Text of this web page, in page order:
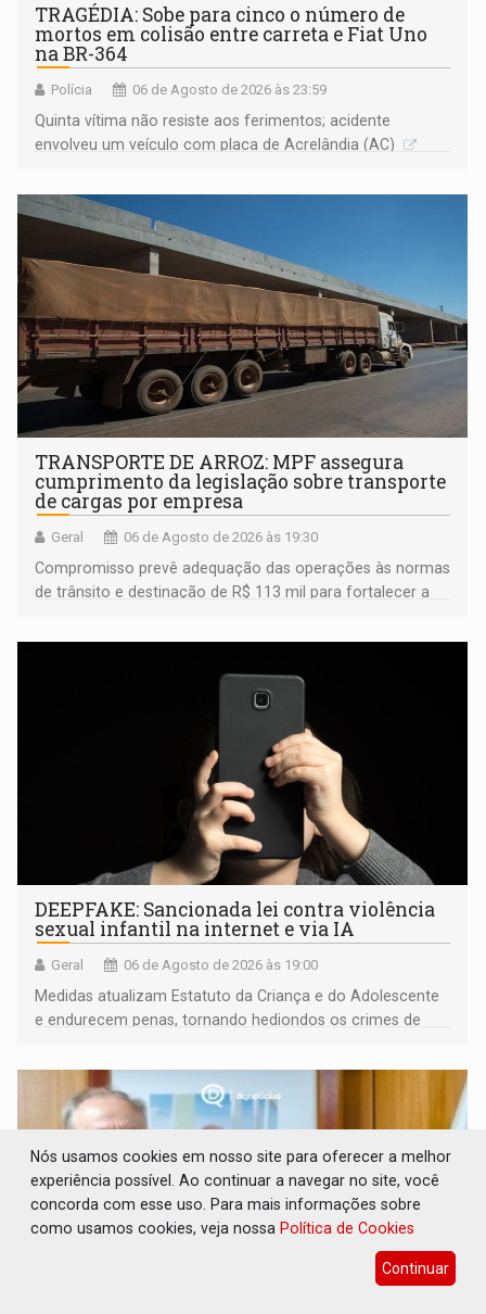
TRAGÉDIA: Sobe para cinco o número de
mortos em colisão entre carreta e Fiat Uno
na BR-364
Polícia 06 de Agosto de 2026 às 23:59
Quinta vítima não resiste aos ferimentos; acidente
envolveu um veículo com placa de Acrelândia (AC)
TRANSPORTE DE ARROZ: MPF assegura
cumprimento da legislação sobre transporte
de cargas por empresa
Geral 06 de Agosto de 2026 às 19:30
Compromisso prevê adequação das operações às normas
de trânsito e destinação de R$ 113 mil para fortalecer a
DEEPFAKE: Sancionada lei contra violência
sexual infantil na internet e via IA
Geral 06 de Agosto de 2026 às 19:00
Medidas atualizam Estatuto da Criança e do Adolescente
e endurecem penas, tornando hediondos os crimes de
Nós usamos cookies em nosso site para oferecer a melhor
experiência possível. Ao continuar a navegar no site, você
concorda com esse uso. Para mais informações sobre
como usamos cookies, veja nossa Política de Cookies
Continuar